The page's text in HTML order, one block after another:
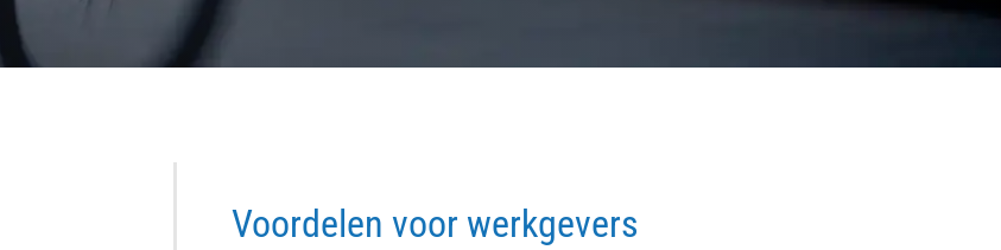
Voordelen voor werkgevers